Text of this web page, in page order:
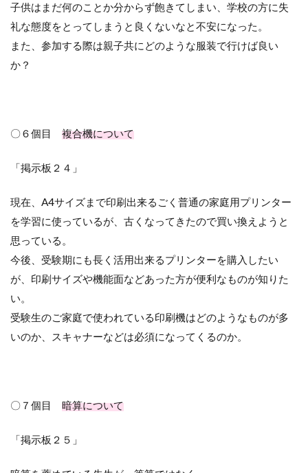
子供はまだ何のことか分からず飽きてしまい、学校の方に失
礼な態度をとってしまうと良くないなと不安になった。
また、参加する際は親子共にどのような服装で行けば良い
か？
〇６個目 複合機について
「掲示板２４」
現在、 A4サイズまで印刷出来るごく普通の家庭用プリンター
を学習に使っているが、古くなってきたので買い換えようと
思っている。
今後、受験期にも長く活用出来るプリンターを購入したい
が、印刷サイズや機能面などあった方が便利なものが知りた
い。
受験生のご家庭で使われている印刷機はどのようなものが多
いのか、スキャナーなどは必須になってくるのか。
〇７個目 暗算について
「掲示板２５」